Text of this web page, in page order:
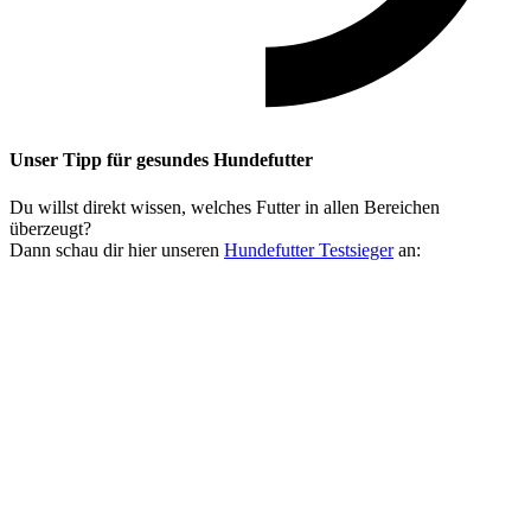
Unser Tipp für gesundes Hundefutter
Du willst direkt wissen, welches Futter in allen Bereichen
überzeugt?
Dann schau dir hier unseren Hundefutter Testsiegeran: